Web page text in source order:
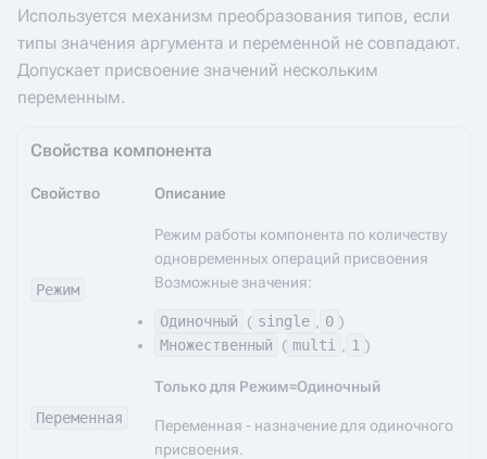
Используется механизм преобразования типов, если
типы значения аргумента и переменной не совпадают.
Допускает присвоение значений нескольким
переменным.
Свойства компонента
Свойство Описание
Режим
Режим работы компонента по количеству
одновременных операций присвоения
Возможные значения:
Одиночный ( single , 0 )
Множественный
( multi , 1 )
Переменная
Только для Режим=Одиночный
Переменная - назначение для одиночного
присвоения.